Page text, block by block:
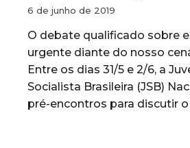
6 de junho de 2019
O debate qualificado sobre
urgente diante do nosso
Entre os dias 31/5 e 2/6, a
Socialista Brasileira (JSB)
pré-encontros para discutir